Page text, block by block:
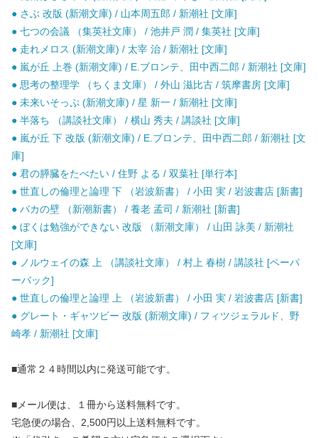
● さぶ 改版 (新潮文庫) / 山本周五郎 / 新潮社 [文庫]
● 七つの会議 （集英社文庫） / 池井戸 潤 / 集英社 [文庫]
● 走れメロス (新潮文庫) / 太宰 治 / 新潮社 [文庫]
● 嵐が丘 上巻 (新潮文庫) / E.ブロンテ、田中西二郎 / 新潮社 [文庫]
● 思考の整理学 （ちくま文庫） / 外山 滋比古 / 筑摩書房 [文庫]
● 未来いそっぷ (新潮文庫) / 星 新一 / 新潮社 [文庫]
● 半落ち （講談社文庫） / 横山 秀夫 / 講談社 [文庫]
● 嵐が丘 下 改版 (新潮文庫) / E.ブロンテ、田中西二郎 / 新潮社 [文
庫]
● 君の膵臓をたべたい / 住野 よる / 双葉社 [単行本]
● 世直しの倫理と論理 下 （岩波新書） / 小田 実 / 岩波書店 [新書]
● バカの壁 （新潮新書） / 養老 孟司 / 新潮社 [新書]
● ぼくは勉強ができない 改版 （新潮文庫） / 山田 詠美 / 新潮社
[文庫]
● ノルウェイの森 上 （講談社文庫） / 村上 春樹 / 講談社 [ペーパ
ーバック]
● 世直しの倫理と論理 上 （岩波新書） / 小田 実 / 岩波書店 [新書]
● グレート・ギャツビー 改版 (新潮文庫) / フィツジェラルド、野
崎孝 / 新潮社 [文庫]
■通常２４時間以内に発送可能です。
■メール便は、１冊から送料無料です。
宅急便の場合、2,500円以上送料無料です。